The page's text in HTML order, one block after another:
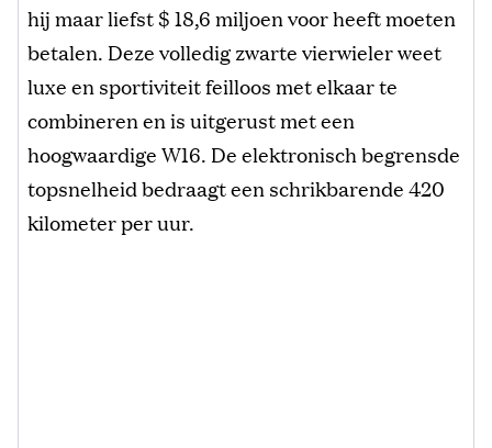
hij maar liefst $ 18,6 miljoen voor heeft moeten
betalen. Deze volledig zwarte vierwieler weet
luxe en sportiviteit feilloos met elkaar te
combineren en is uitgerust met een
hoogwaardige W16. De elektronisch begrensde
topsnelheid bedraagt een schrikbarende 420
kilometer per uur.